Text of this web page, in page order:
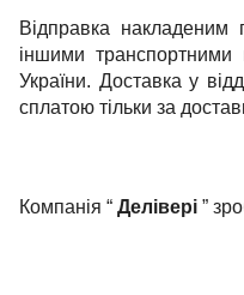
Відправка накладеним
іншими транспортними
України. Доставка у
сплатою тільки за
Компанія “ Делівері ”